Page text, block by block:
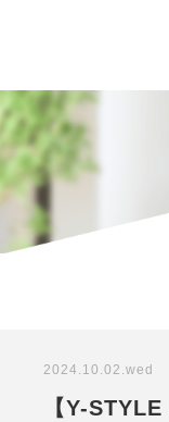
2024.10.02.wed
【Y-